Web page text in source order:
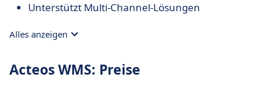
Unterstützt Multi-Channel-Lösungen
Alles anzeigen
Acteos WMS: Preise